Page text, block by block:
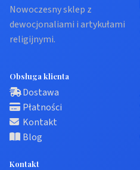
Nowoczesny sklep z
dewocjonaliami i artykułami
religijnymi.
Obsługa klienta
Dostawa
Płatności
Kontakt
Blog
Kontakt